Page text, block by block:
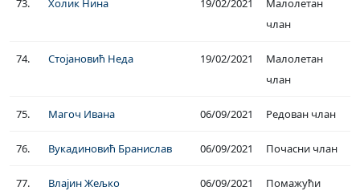
73. Холик Нина 19/02/2021
Малолетан
члан
74. Стојановић Неда 19/02/2021
Малолетан
члан
75. Магоч Ивана 06/09/2021 Редован члан
76. Вукадиновић Бранислав 06/09/2021 Почасни члан
77. Влајин Жељко 06/09/2021
Помажући